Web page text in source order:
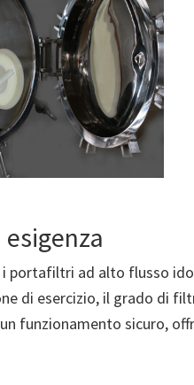
ad alto flusso
di esercizio, il grado di
sicuro,